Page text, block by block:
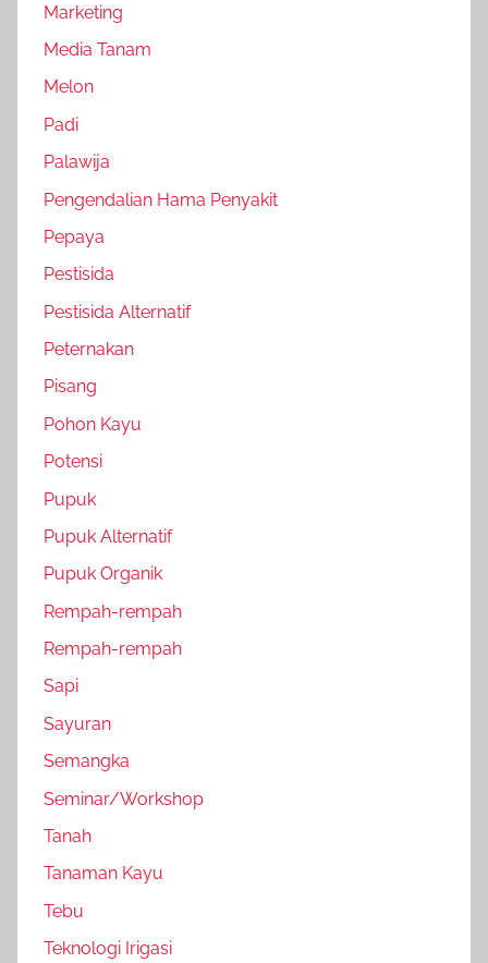
Marketing
Media Tanam
Melon
Padi
Palawija
Pengendalian Hama Penyakit
Pepaya
Pestisida
Pestisida Alternatif
Peternakan
Pisang
Pohon Kayu
Potensi
Pupuk
Pupuk Alternatif
Pupuk Organik
Rempah-rempah
Rempah-rempah
Sapi
Sayuran
Semangka
Seminar/Workshop
Tanah
Tanaman Kayu
Tebu
Teknologi Irigasi